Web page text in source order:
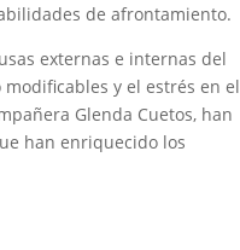
de afrontamiento.
externas e internas del
y el estrés en el
Glenda Cuetos, han
han enriquecido los